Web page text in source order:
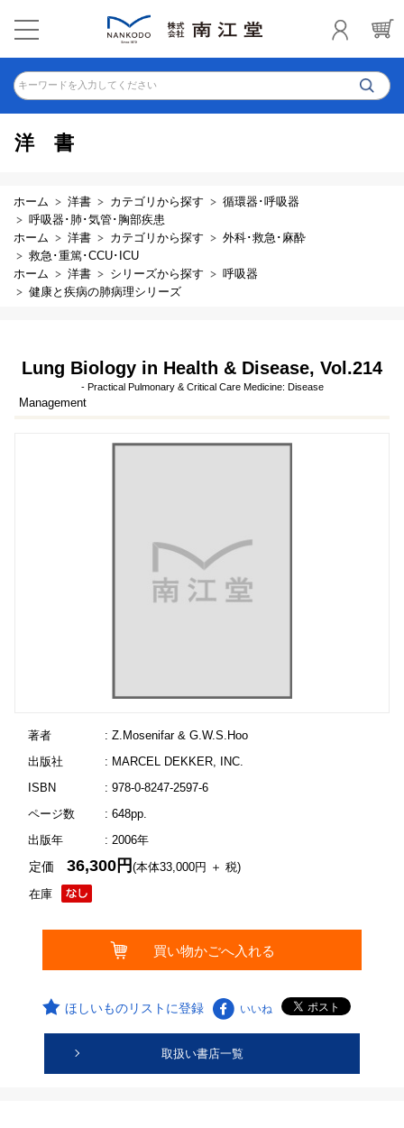
キーワードを入力してください
洋書
ホーム 洋書 カテゴリから探す
循環器･呼吸器
呼吸器･肺･気管･胸部疾患
ホーム
洋書 カテゴリから探す
外科･救急･麻酔
救急･重篤･CCU･ICU
ホーム
洋書 シリーズから探す
呼吸器
健康と疾病の肺病理シリーズ
Lung Biology in Health & Disease, Vol.214
- Practical Pulmonary & Critical Care Medicine: Disease
Management
著者
: Z.Mosenifar & G.W.S.Hoo
出版社
: MARCEL DEKKER, INC.
ISBN
: 978-0-8247-2597-6
ページ数
: 648pp.
出版年
: 2006年
在庫
定価36,300円(本体33,000円 ＋ 税)
ほしいものリストに登録 いいね
取扱い書店一覧